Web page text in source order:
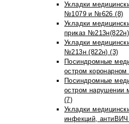
Укладки
№1079 и №626 (8)
Укладки
приказ
Укладки
№213н (822н) (3)
Посиндромные
остром
Посиндромные
остром нарушении
(7)
Укладки
инфекций, антиВИЧ